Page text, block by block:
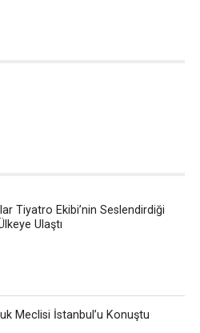
Tiyatro Ekibi’nin Seslendirdiği
Ulaştı
Meclisi İstanbul’u Konuştu